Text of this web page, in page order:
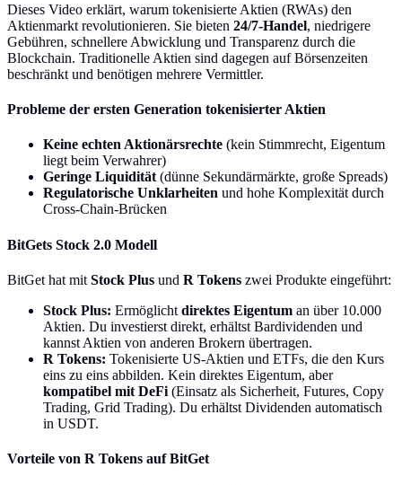
Dieses Video erklärt, warum tokenisierte Aktien (RWAs) den
Aktienmarkt revolutionieren. Sie bieten 24/7-Handel, niedrigere
Gebühren, schnellere Abwicklung und Transparenz durch die
Blockchain. Traditionelle Aktien sind dagegen auf Börsenzeiten
beschränkt und benötigen mehrere Vermittler.
Probleme der ersten Generation tokenisierter Aktien
Keine echten Aktionärsrechte (kein Stimmrecht, Eigentum
liegt beim Verwahrer)
Geringe Liquidität (dünne Sekundärmärkte, große Spreads)
Regulatorische Unklarheiten und hohe Komplexität durch
Cross-Chain-Brücken
BitGets Stock 2.0 Modell
BitGet hat mit Stock Plus und R Tokens zwei Produkte eingeführt:
Stock Plus: Ermöglicht direktes Eigentum an über 10.000
Aktien. Du investierst direkt, erhältst Bardividenden und
kannst Aktien von anderen Brokern übertragen.
R Tokens: Tokenisierte US-Aktien und ETFs, die den Kurs
eins zu eins abbilden. Kein direktes Eigentum, aber
kompatibel mit DeFi (Einsatz als Sicherheit, Futures, Copy
Trading, Grid Trading). Du erhältst Dividenden automatisch
in USDT.
Vorteile von R Tokens auf BitGet